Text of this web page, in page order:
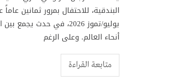
يوليو/تموز 2026، في
أنحاء العالم. وعلى الرغم
متابعة القراءة